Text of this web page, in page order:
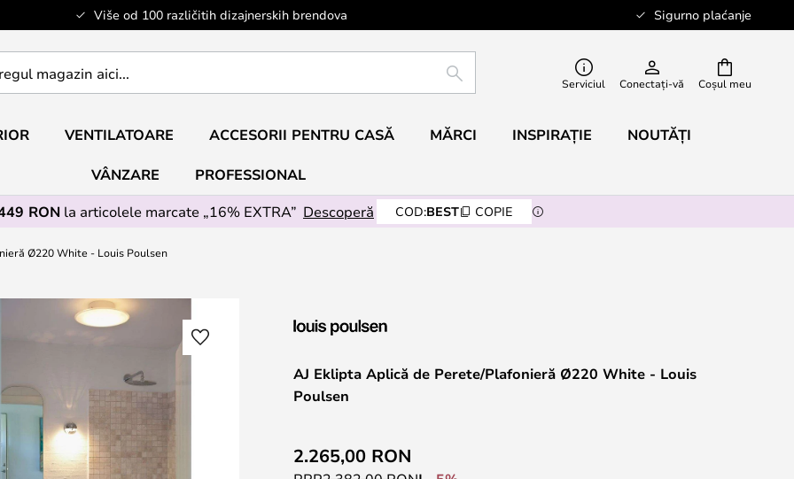
Više od 100 različitih dizajnerskih brendova Sigurno plaćanje
Coșul meu
CĂUTARE Serviciul Conectați-vă
VENTILATOARE ACCESORII PENTRU CASĂ MĂRCI INSPIRAȚIE NOUTĂȚI
VÂNZARE
PROFESSIONAL
RON la articolele marcate „16% EXTRA” Descoperă COD:BEST COPIE
Ø220 White - Louis Poulsen
AJ Eklipta Aplică de Perete/Plafonieră Ø220 White - Louis
Poulsen
2.265,00 RON